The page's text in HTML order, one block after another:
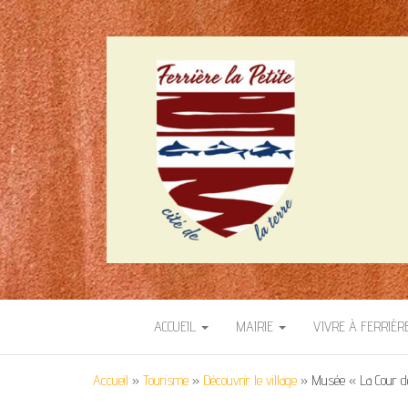
SITE OFFICIEL
Cité de la terre
ACCUEIL MAIRIE VIVRE À
Accueil » Tourisme » Découvrir le village » Musée « La Cour